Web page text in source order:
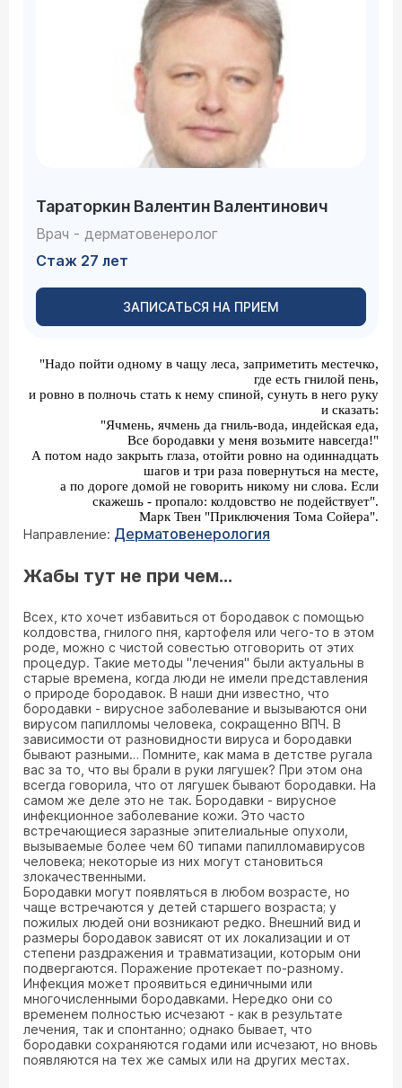
Тараторкин Валентин Валентинович
Врач - дерматовенеролог
Стаж 27 лет
ЗАПИСАТЬСЯ НА ПРИЕМ
"Надо пойти одному в чащу леса, заприметить местечко,
где есть гнилой пень,
и ровно в полночь стать к нему спиной, сунуть в него руку
и сказать:
"Ячмень, ячмень да гниль-вода, индейская еда,
Все бородавки у меня возьмите навсегда!"
А потом надо закрыть глаза, отойти ровно на одиннадцать
шагов и три раза повернуться на месте,
а по дороге домой не говорить никому ни слова. Если
скажешь - пропало: колдовство не подействует".
Марк Твен "Приключения Тома Сойера".
Направление: Дерматовенерология
Жабы тут не при чем…
Всех, кто хочет избавиться от бородавок с помощью
колдовства, гнилого пня, картофеля или чего-то в этом
роде, можно с чистой совестью отговорить от этих
процедур. Такие методы "лечения" были актуальны в
старые времена, когда люди не имели представления
о природе бородавок. В наши дни известно, что
бородавки - вирусное заболевание и вызываются они
вирусом папилломы человека, сокращенно ВПЧ. В
зависимости от разновидности вируса и бородавки
бывают разными… Помните, как мама в детстве ругала
вас за то, что вы брали в руки лягушек? При этом она
всегда говорила, что от лягушек бывают бородавки. На
самом же деле это не так. Бородавки - вирусное
инфекционное заболевание кожи. Это часто
встречающиеся заразные эпителиальные опухоли,
вызываемые более чем 60 типами папилломавирусов
человека; некоторые из них могут становиться
злокачественными.
Бородавки могут появляться в любом возрасте, но
чаще встречаются у детей старшего возраста; у
пожилых людей они возникают редко. Внешний вид и
размеры бородавок зависят от их локализации и от
степени раздражения и травматизации, которым они
подвергаются. Поражение протекает по-разному.
Инфекция может проявиться единичными или
многочисленными бородавками. Нередко они со
временем полностью исчезают - как в результате
лечения, так и спонтанно; однако бывает, что
бородавки сохраняются годами или исчезают, но вновь
появляются на тех же самых или на других местах.